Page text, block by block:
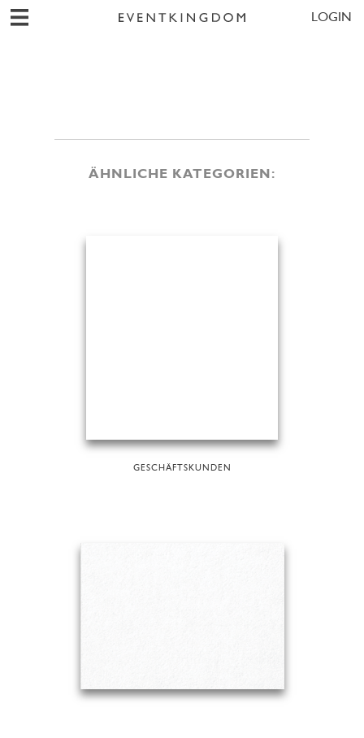
LOGIN
ÄHNLICHE KATEGORIEN:
GESCHÄFTSKUNDEN